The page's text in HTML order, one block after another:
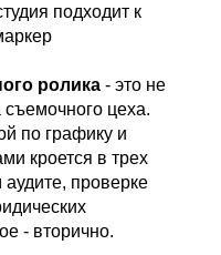
подходит к
ролика - это не
съемочного цеха.
по графику и
кроется в трех
проверке
- вторично.